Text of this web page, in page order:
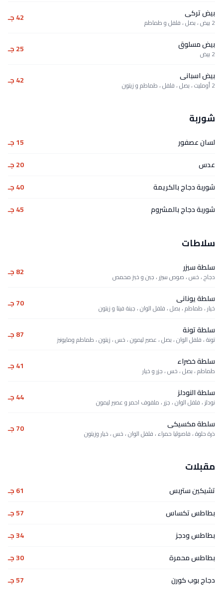
بيض تركى
2 بيض ، بصل ، فلفل و طماطم 42 جـ
بيض مسلوق
2 بيض 25 جـ
بيض اسبانى
2 أومليت ، بصل ، فلفل ، طماطم و زيتون 42 جـ
شوربة
لسان عصفور
15 جـ
عدس
20 جـ
شوربة دجاج بالكريمة
40 جـ
شوربة دجاج بالمشروم
45 جـ
سلاطات
سلطة سيزر
دجاج ، خس ، صوص سيزر ، جبن و خبز محمص 82 جـ
سلطة يونانى
خيار ، طماطم ، بصل ، فلفل الوان ، جبنة فيتا و زيتون 70 جـ
سلطة تونة
تونة ، فلفل الوان ، بصل ، عصير ليمون ، خس ، زيتون ، طماطم ومايونيز 87 جـ
سلطة خضراء
طماطم ، بصل ، خس ، جزر و خيار 41 جـ
سلطة النودلز
نودلز ، فلفل الوان ، جزر ، ملفوف احمر و عصير ليمون 44 جـ
سلطة مكسيكى
ذرة حلوة ، فاصوليا حمراء ، فلفل الوان ، خس ، خيار وزيتون 70 جـ
مقبلات
تشيكين ستربس
61 جـ
بطاطس تكساس
57 جـ
بطاطس ودجز
34 جـ
بطاطس محمرة
30 جـ
دجاج بوب كورن
57 جـ